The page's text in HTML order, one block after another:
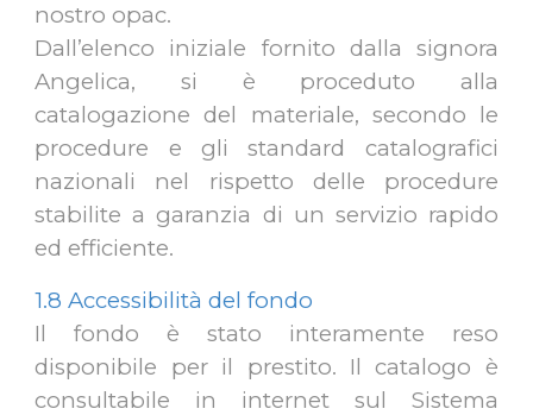
nostro opac.
Dall’elenco iniziale fornito dalla signora
Angelica, si è proceduto alla
catalogazione del materiale, secondo le
procedure e gli standard catalografici
nazionali nel rispetto delle procedure
stabilite a garanzia di un servizio rapido
ed efficiente.
1.8 Accessibilità del fondo
Il fondo è stato interamente reso
disponibile per il prestito. Il catalogo è
consultabile in internet sul Sistema